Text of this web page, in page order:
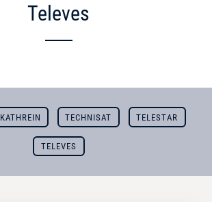
Televes
KATHREIN TECHNISAT TELESTAR
TELEVES